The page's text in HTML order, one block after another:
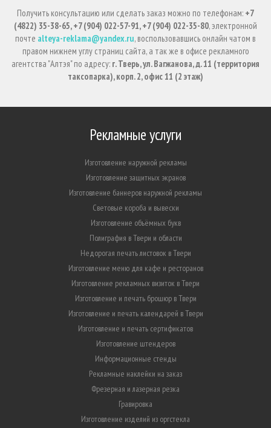
Получить консультацию или сделать заказ можно по телефонам: +7
(4822) 35-38-65, +7 (904) 022-57-91, +7 (904) 022-35-80, электронной
почте alteya-reklama@yandex.ru, воспользовавшись онлайн чатом в
правом нижнем углу страниц сайта, а так же в офисе рекламного
агентства "Алтэя" по адресу: г. Тверь, ул. Вагжанова, д. 11 (территория
таксопарка), корп. 2, офис 11 (2 этаж)
Рекламные услуги
Изготовление наружной рекламы
Изготовление защитных экранов
Изготовление баннеров наружной рекламы
Световые короба и вывески
Изготовление объёмных букв
Полиграфия в Твери и области
Недорогая печать листовок в Твери
Изготовление меню для кафе и ресторанов
Изготовление рекламных визиток в Твери
Изготовление и печать брошюр в Твери
Изготовление и печать календарей в Твери
Изготовление и печать сертификатов
Изготовление штендеров
Информационные стенды
Рекламные наклейки на заказ
Фрезерная и лазерная резка
Гравировка
Изготовление изделий из оргстекла